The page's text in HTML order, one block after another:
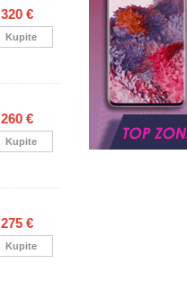
320 €
Kupite
260 €
Kupite
275 €
Kupite